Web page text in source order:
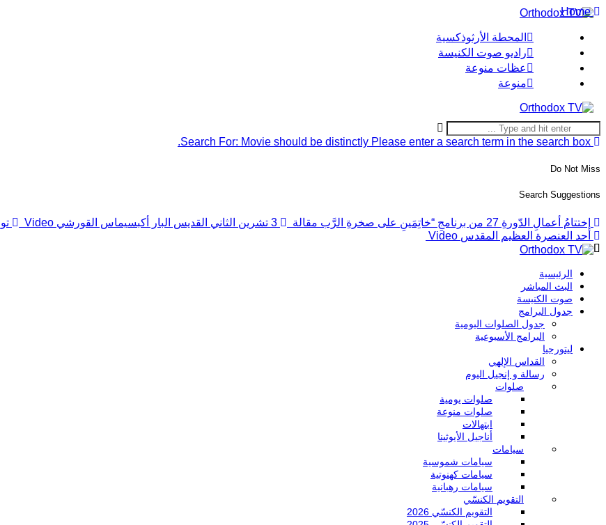
Home
المحطة الأرثوذكسية
راديو صوت الكنيسة
عظات منوعة
منوعة
Search For: Movie should be distinctly Please enter a search term in the search box.
Do Not Miss
Search Suggestions
إختتامُ أعمالِ الدّورةِ 27 من برنامجِ “خاتِمَينِ على صخرةِ الرَّب مقالة 3 تشرين الثاني القديس البار أكبسيماس القورشي Video
أحد العنصرة العظيم المقدس Video
الرئيسية
البث المباشر
صوت الكنيسة
جدول البرامج
جدول الصلوات اليومية
البرامج الأسبوعية
ليتورجيا
القداس الإلهي
رسالة و إنجيل اليوم
صلوات
صلوات يومية
صلوات منوعة
ابتهالات
أناجيل الأيوثينا
سيامات
سيامات شموسية
سيامات كهنوتية
سيامات رهبانية
التقويم الكنسّي
التقويم الكنسّي 2026